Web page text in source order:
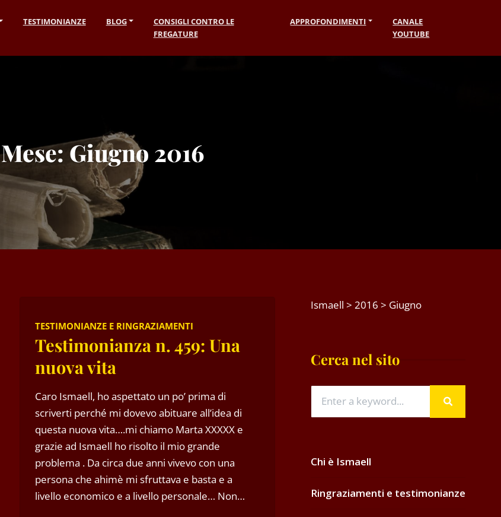
TESTIMONIANZE BLOG
CONSIGLI CONTRO LE
FREGATURE
APPROFONDIMENTI
CANALE
YOUTUBE
Mese:Giugno 2016
TESTIMONIANZE E RINGRAZIAMENTI
Testimonianza n. 459: Una
nuova vita
Caro Ismaell, ho aspettato un po’ prima di
scriverti perché mi dovevo abituare all’idea di
questa nuova vita….mi chiamo Marta XXXXX e
grazie ad Ismaell ho risolto il mio grande
problema . Da circa due anni vivevo con una
persona che ahimè mi sfruttava e basta e a
livello economico e a livello personale… Non…
Ismaell > 2016 > Giugno
Cerca nel sito
Chi è Ismaell
Ringraziamenti e testimonianze